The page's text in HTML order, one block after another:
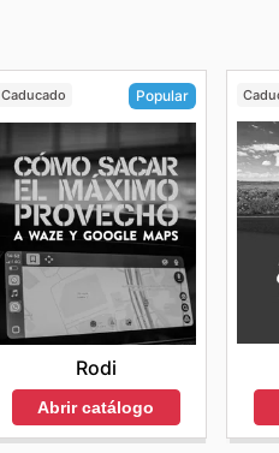
Caducado Popular
Rodi
Abrir catálogo